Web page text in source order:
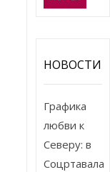
НОВОСТИ
Графика
любви к
Северу: в
Соцртавала